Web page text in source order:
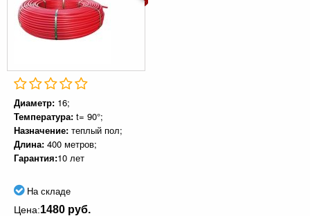
Диаметр: 16;
Температура: t= 90°;
Назначение: теплый пол;
Длина: 400 метров;
Гарантия:10 лет
На складе
Цена:1480 руб.